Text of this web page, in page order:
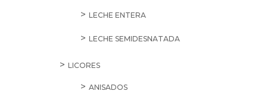
LECHE ENTERA
LECHE SEMIDESNATADA
LICORES
ANISADOS